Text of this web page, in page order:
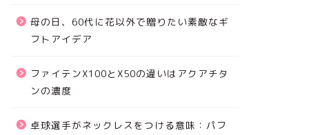
母の日、60代に花以外で贈りたい素敵なギ
フトアイデア
ファイテンX100とX50の違いはアクアチタ
ンの濃度
卓球選手がネックレスをつける意味：パフ